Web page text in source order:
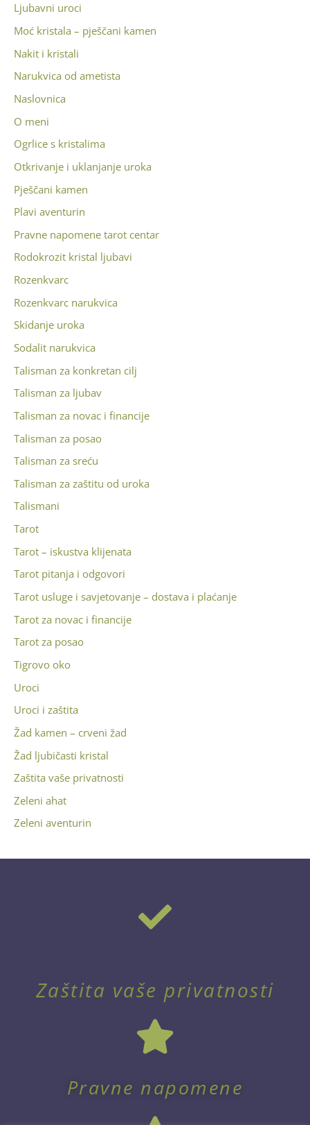
Ljubavni uroci
Moć kristala – pješčani kamen
Nakit i kristali
Narukvica od ametista
Naslovnica
O meni
Ogrlice s kristalima
Otkrivanje i uklanjanje uroka
Pješčani kamen
Plavi aventurin
Pravne napomene tarot centar
Rodokrozit kristal ljubavi
Rozenkvarc
Rozenkvarc narukvica
Skidanje uroka
Sodalit narukvica
Talisman za konkretan cilj
Talisman za ljubav
Talisman za novac i financije
Talisman za posao
Talisman za sreću
Talisman za zaštitu od uroka
Talismani
Tarot
Tarot – iskustva klijenata
Tarot pitanja i odgovori
Tarot usluge i savjetovanje – dostava i plaćanje
Tarot za novac i financije
Tarot za posao
Tigrovo oko
Uroci
Uroci i zaštita
Žad kamen – crveni žad
Žad ljubičasti kristal
Zaštita vaše privatnosti
Zeleni ahat
Zeleni aventurin
Zaštita vaše privatnosti
Pravne napomene